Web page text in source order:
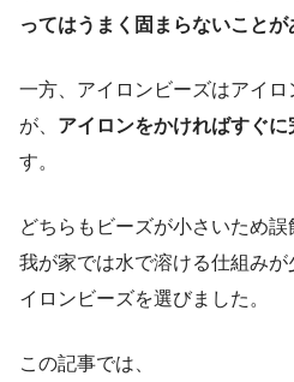
ってはうまく固まらないこと
一方、アイロンビーズはアイ
が、 アイロンをかければすぐ
す。
どちらもビーズが小さいため誤
我が家では水で溶ける仕組み
イロンビーズを選びました。
この記事では、